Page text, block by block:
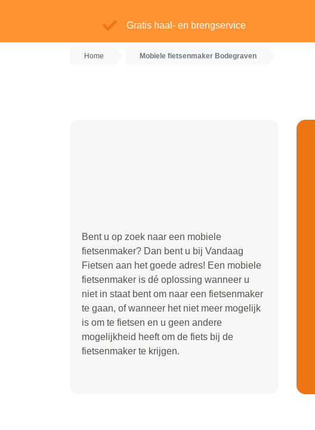
Gratis haal- en brengservice
Home Mobiele fietsenmaker Bodegraven
Bent u op zoek naar een mobiele
fietsenmaker? Dan bent u bij Vandaag
Fietsen aan het goede adres! Een mobiele
fietsenmaker is dé oplossing wanneer u
niet in staat bent om naar een fietsenmaker
te gaan, of wanneer het niet meer mogelijk
is om te fietsen en u geen andere
mogelijkheid heeft om de fiets bij de
fietsenmaker te krijgen.